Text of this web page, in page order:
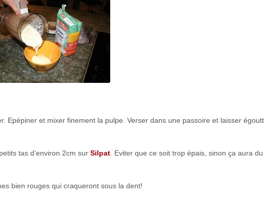
Epépiner et mixer finement la pulpe. Verser dans une passoire et laisser
tas d’environ 2cm sur Silpat. Eviter que ce soit trop épais, sinon ça aura
bien rouges qui craqueront sous la dent!